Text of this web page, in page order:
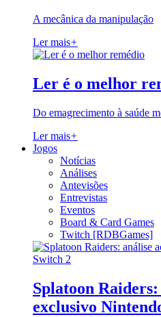
A mecânica da manipulação
Ler mais+
Ler é o melhor
Do emagrecimento à saúde
Ler mais+
Jogos
Notícias
Análises
Antevisões
Entrevistas
Eventos
Board & Card Games
Twitch [RDBGames]
Splatoon
exclusivo